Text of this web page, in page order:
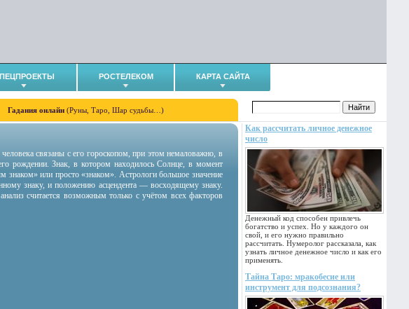
РОСТЕЛЕКОМ КАРТА САЙТА
Гадания онлайн (Руны, Таро, Шар судьбы…)
Как рассчитать личное денежное
число
Денежный код способен привлечь
богатство и успех. Но у каждого он
свой, и его нужно правильно
рассчитать. Нумеролог рассказала, как
узнать личное денежное число и как его
применять.
Тайна Таро: мракобесие или
инструмент для подсознания?
человека связаны с его гороскопом, при этом немаловажно, в
рождении. Знак, в котором находилось Солнце, в момент
знаком» или просто «знаком». Астрологи большое значение
знаку, и положению асцендента — восходящему знаку.
считается возможным только с учётом всех факторов